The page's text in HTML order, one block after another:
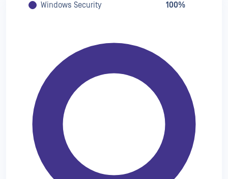
Windows Security 100%